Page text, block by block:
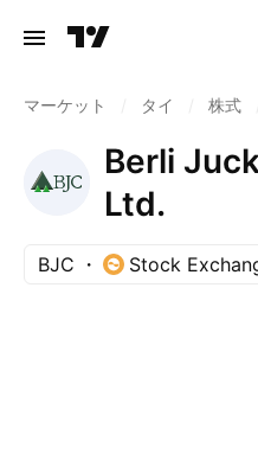
マーケット タイ 株式
Berli
Ltd.
BJC Stock